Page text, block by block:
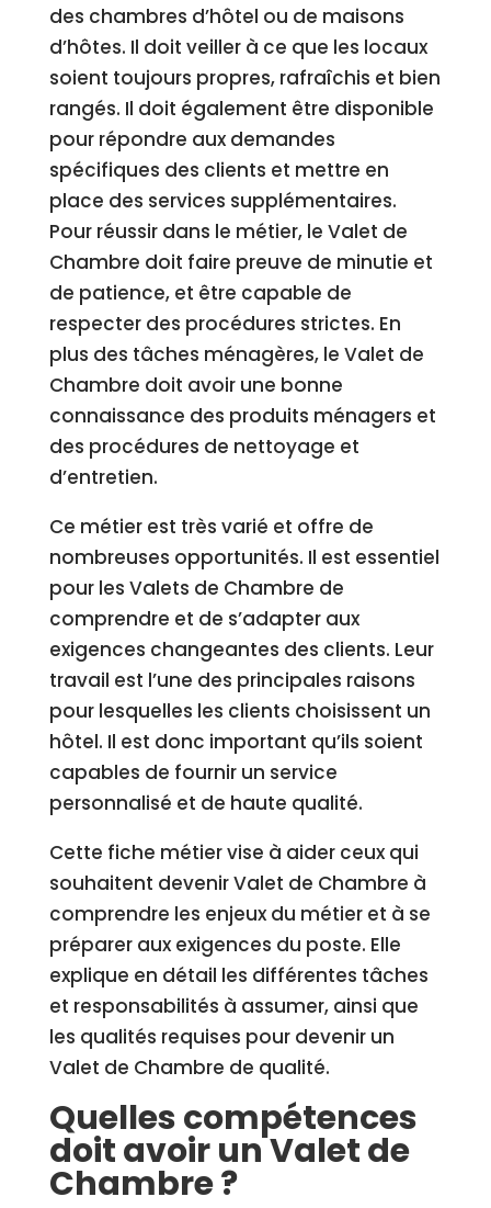
des chambres d’hôtel ou de maisons
d’hôtes. Il doit veiller à ce que les locaux
soient toujours propres, rafraîchis et bien
rangés. Il doit également être disponible
pour répondre aux demandes
spécifiques des clients et mettre en
place des services supplémentaires.
Pour réussir dans le métier, le Valet de
Chambre doit faire preuve de minutie et
de patience, et être capable de
respecter des procédures strictes. En
plus des tâches ménagères, le Valet de
Chambre doit avoir une bonne
connaissance des produits ménagers et
des procédures de nettoyage et
d’entretien.
Ce métier est très varié et offre de
nombreuses opportunités. Il est essentiel
pour les Valets de Chambre de
comprendre et de s’adapter aux
exigences changeantes des clients. Leur
travail est l’une des principales raisons
pour lesquelles les clients choisissent un
hôtel. Il est donc important qu’ils soient
capables de fournir un service
personnalisé et de haute qualité.
Cette fiche métier vise à aider ceux qui
souhaitent devenir Valet de Chambre à
comprendre les enjeux du métier et à se
préparer aux exigences du poste. Elle
explique en détail les différentes tâches
et responsabilités à assumer, ainsi que
les qualités requises pour devenir un
Valet de Chambre de qualité.
Quelles compétences
doit avoir un Valet de
Chambre ?